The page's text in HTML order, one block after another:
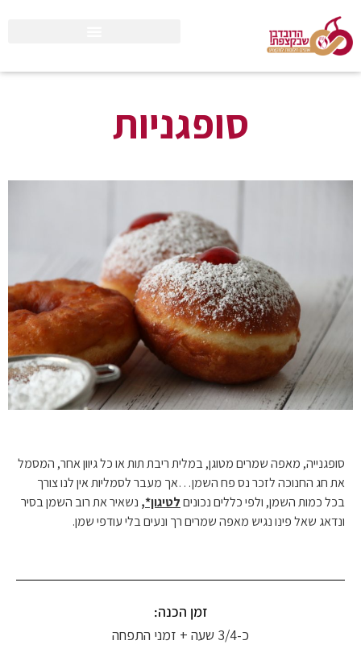
סופגניות
סופגנייה, מאפה שמרים מטוגן, במלית ריבת תות או כל גיוון אחר, המסמל
את חג החנוכה לזכר נס פח השמן…אך מעבר לסמליות אין לנו צורך
בכל כמות השמן, ולפי כללים נכוניםלטיגון*, נשאיר את רוב השמן בסיר
ונדאג שאל פינו נגיש מאפה שמרים רך ונעים בלי עודפי שמן.
זמן הכנה:
כ-3/4 שעה + זמני התפחה